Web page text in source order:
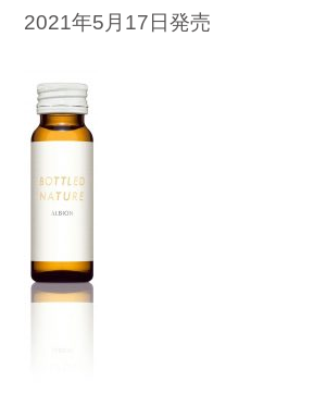
2021年5月17日発売